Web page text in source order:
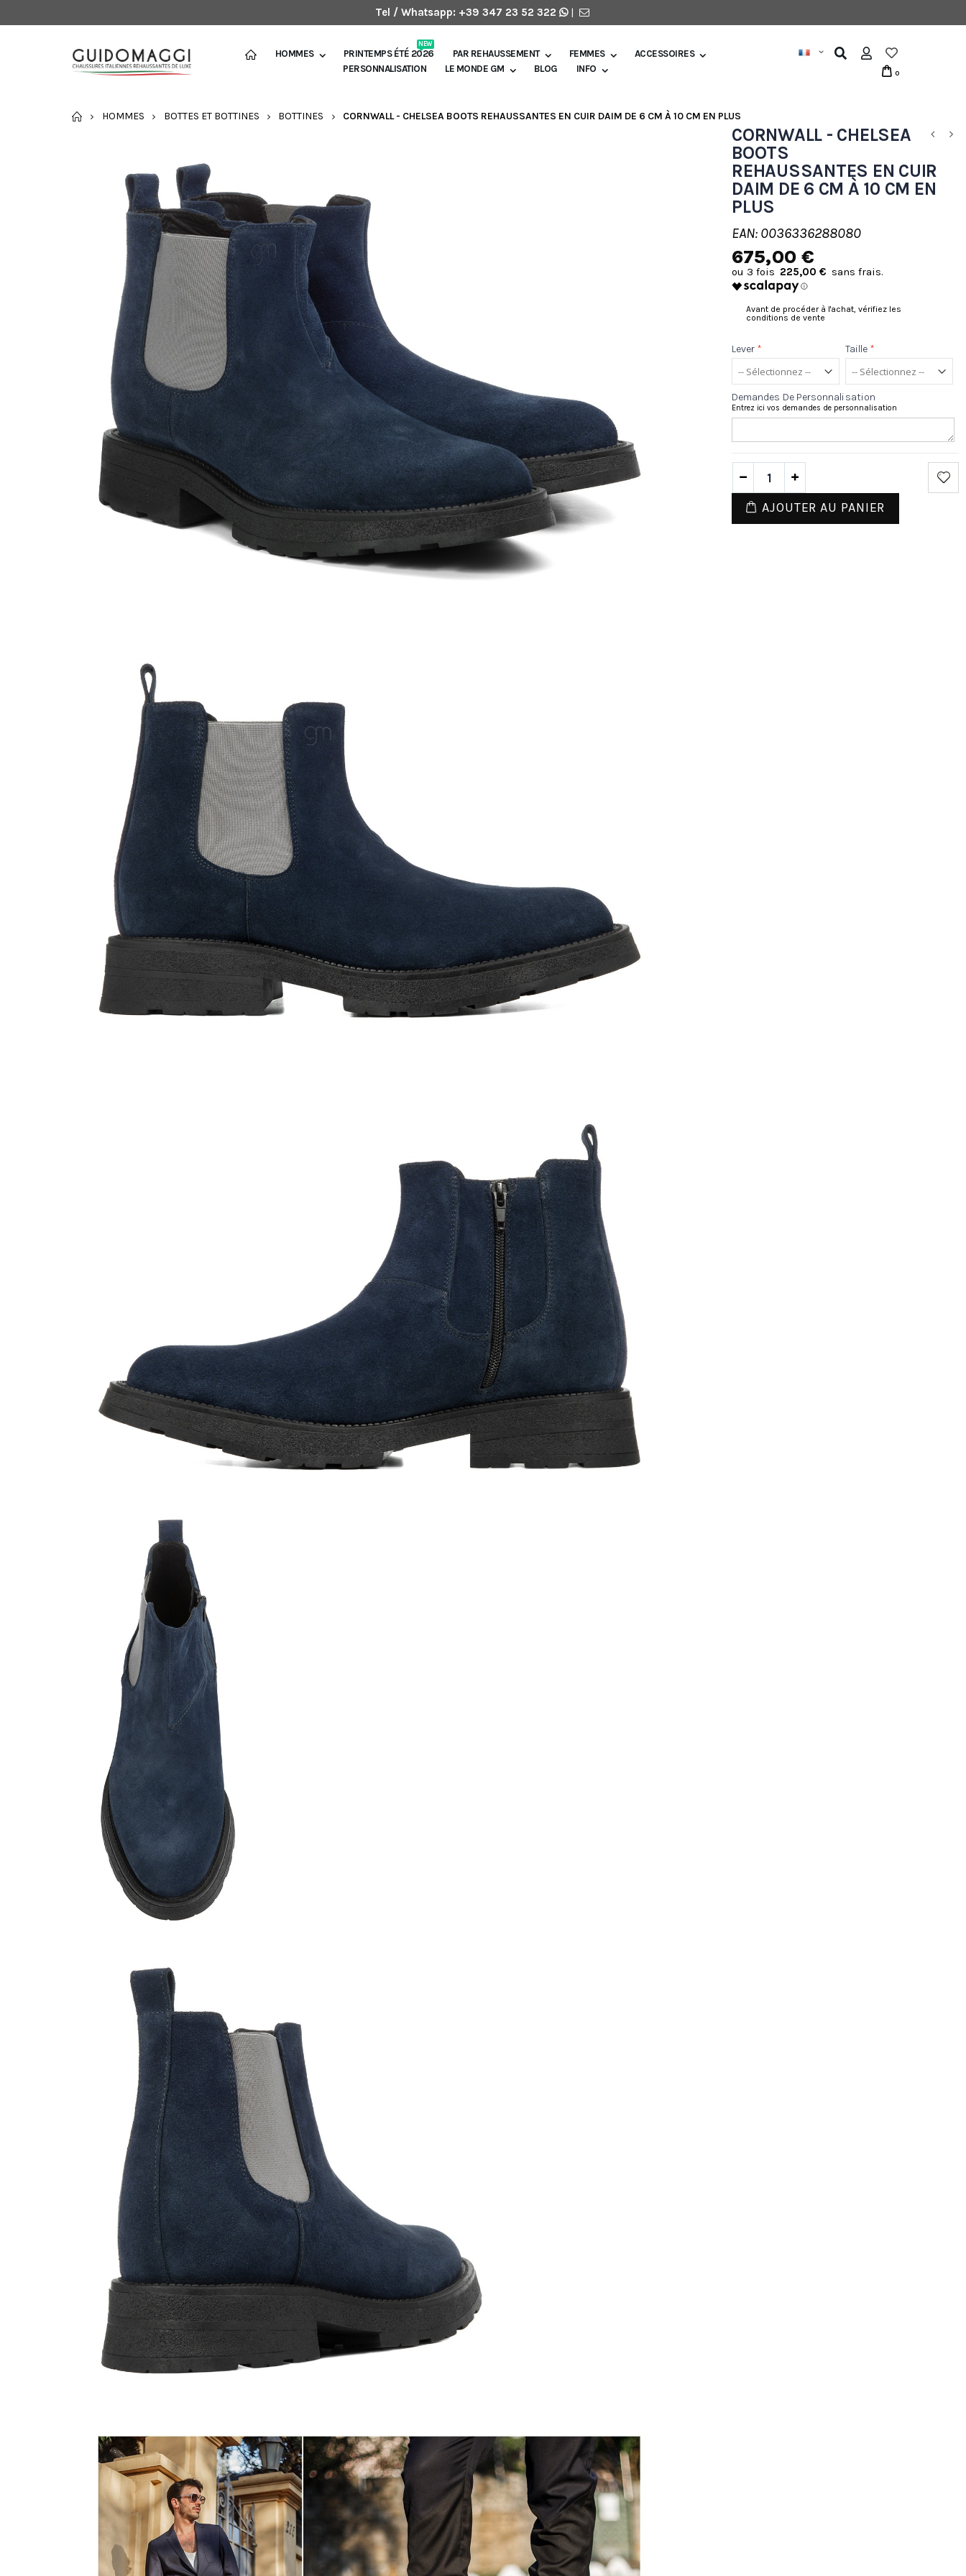
Tel / Whatsapp: +39 347 23 52 322 |
HOMMES PRINTEMPS ÉTÉ 2026
NEW
PAR REHAUSSEMENT FEMMES
ACCESSOIRES
PERSONNALISATION
LE MONDE GM BLOG INFO 0
ACCUEIL
HOMMES BOTTES ET BOTTINES BOTTINES CORNWALL - CHELSEA BOOTS REHAUSSANTES EN CUIR DAIM DE 6 CM À 10 CM EN PLUS
CORNWALL - CHELSEA
BOOTS
REHAUSSANTES EN CUIR
DAIM DE 6 CM À 10 CM EN
PLUS
EAN: 0036336288080
675,00 €
225,00 €
Avant de procéder à l'achat, vérifiez les
conditions de vente
Lever * Taille *
Demandes De Personnalisation
Entrez ici vos demandes de personnalisation
AJOUTER AU PANIER